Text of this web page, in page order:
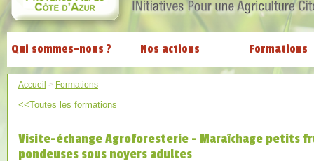
Qui sommes-nous ? Nos actions Formations
Accueil > Formations
<<Toutes les formations
Visite-échange Agroforesterie - Maraîchage petits
pondeuses sous noyers adultes